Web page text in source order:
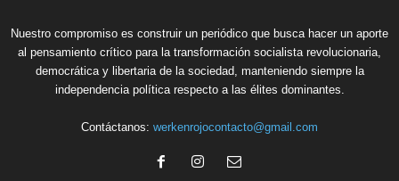
Nuestro compromiso es construir un periódico que busca hacer un aporte
al pensamiento crítico para la transformación socialista revolucionaria,
democrática y libertaria de la sociedad, manteniendo siempre la
independencia política respecto a las élites dominantes.
Contáctanos: werkenrojocontacto@gmail.com